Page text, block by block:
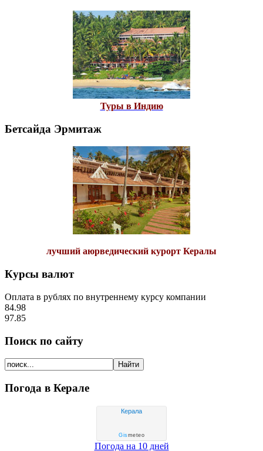
Туры в Индию
Бетсайда Эрмитаж
лучший аюрведический курорт Кералы
Курсы валют
Оплата в рублях по внутреннему курсу компании
84.98
97.85
Поиск по сайту
Погода в Керале
Керала
Gismeteo
Погода на 10 дней